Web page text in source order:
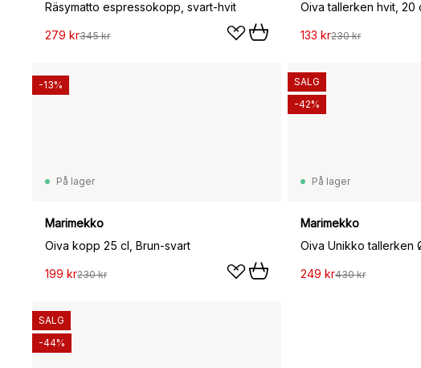
Räsymatto espressokopp, svart-hvit
279 kr345 kr
Oiva tallerken hvit, 20
133 kr230 kr
På lager
Marimekko
Oiva kopp 25 cl, Brun-svart
199 kr230 kr
-13%
På lager
Marimekko
249 kr430 kr
SALG
-42%
SALG
-44%